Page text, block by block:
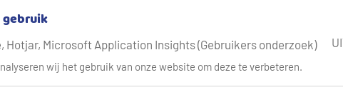
uw bedrijf of organisatie gebruikt. De watermeter houdt bij
worden één keer per jaar vastgesteld. Alle tarieven voor de
Hotjar, Microsoft Application Insights (Gebruikers onderzoek)
wij het gebruik van onze website om deze te verbeteren.